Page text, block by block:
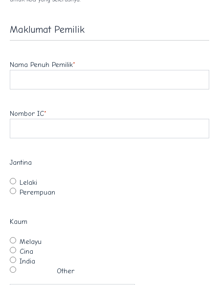
Maklumat Pemilik
Nama Penuh Pemilik*
Nombor IC*
Jantina
Lelaki
Perempuan
Kaum
Melayu
Cina
India
Other